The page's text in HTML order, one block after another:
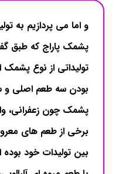
و اما می پردازیم به
پشمک پاراج که طبق
تولیداتی از نوع پشمک
بودن سه طعم اصلی و
پشمک چون زعفرانی،
برخی از طعم های
بین تولیدات خود